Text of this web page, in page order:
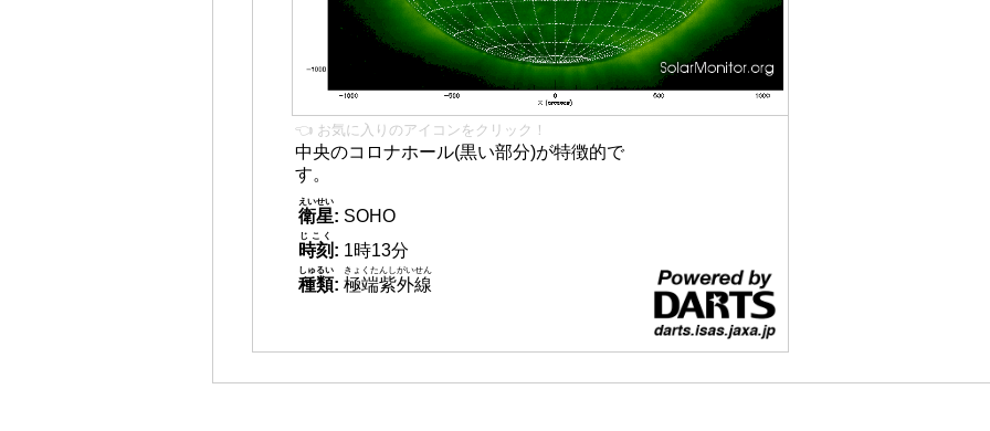
👈 お気に入りのアイコンをクリック！
中央のコロナホール(黒い部分)が特徴的で
す。
衛星
えいせい
: SOHO
時刻
じこく
: 1時13分
種類
しゅるい
: 極端紫外線
きょくたんしがいせん